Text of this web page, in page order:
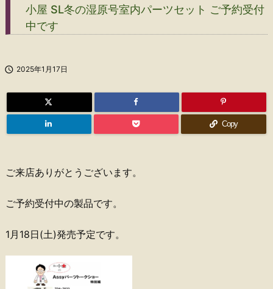
検索
小屋 SL冬の湿原号室内パーツセット ご予約受付
中です
 2025年1月17日
Copy
ご来店ありがとうございます。
ご予約受付中の製品です。
1月18日(土)発売予定です。